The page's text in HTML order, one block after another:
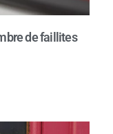
de faillites